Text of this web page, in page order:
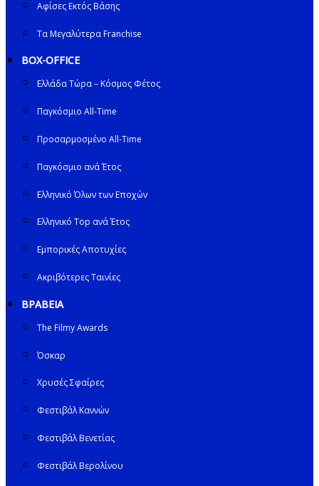
Αφίσες Εκτός Βάσης
Τα Μεγαλύτερα Franchise
BOX-OFFICE
Ελλάδα Τώρα – Κόσμος Φέτος
Παγκόσμιο All-Time
Προσαρμοσμένο All-Time
Παγκόσμιο ανά Έτος
Ελληνικό Όλων των Εποχών
Ελληνικό Top ανά Έτος
Εμπορικές Αποτυχίες
Ακριβότερες Ταινίες
ΒΡΑΒΕΙΑ
The Filmy Awards
Όσκαρ
Χρυσές Σφαίρες
Φεστιβάλ Καννών
Φεστιβάλ Βενετίας
Φεστιβάλ Βερολίνου